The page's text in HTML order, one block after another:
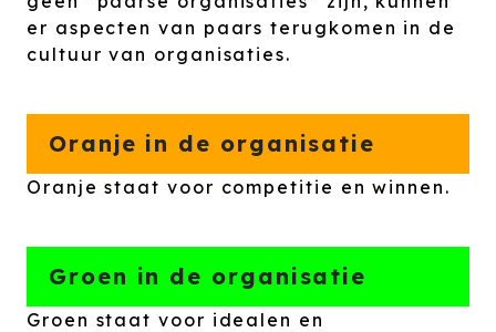
er aspecten van paars terugkomen in de
cultuur van organisaties.
Oranje in de organisatie
Oranje staat voor competitie en winnen.
Groen in de organisatie
Groen staat voor idealen en